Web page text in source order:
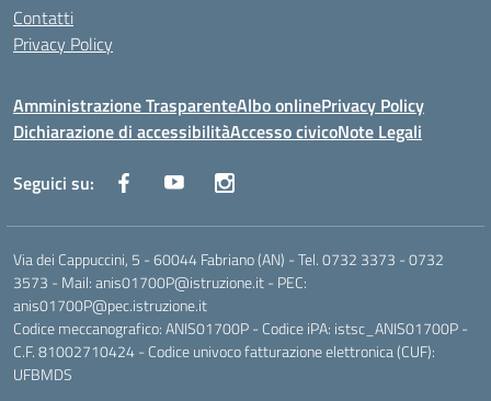
Contatti
Privacy Policy
Amministrazione TrasparenteAlbo onlinePrivacy Policy
Dichiarazione di accessibilitàAccesso civicoNote Legali
Seguici su:
Via dei Cappuccini, 5 - 60044 Fabriano (AN) - Tel. 0732 3373 - 0732
3573 - Mail: anis01700P@istruzione.it - PEC:
anis01700P@pec.istruzione.it
Codice meccanografico: ANIS01700P - Codice iPA: istsc_ANIS01700P -
C.F. 81002710424 - Codice univoco fatturazione elettronica (CUF):
UFBMDS